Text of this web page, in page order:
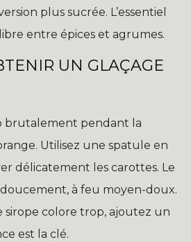
plus sucrée. L’essentiel
entre épices et agrumes.
UN GLAÇAGE
brutalement pendant la
Utilisez une spatule en
délicatement les carottes. Le
à feu moyen-doux.
sirope colore trop, ajoutez un
est la clé.